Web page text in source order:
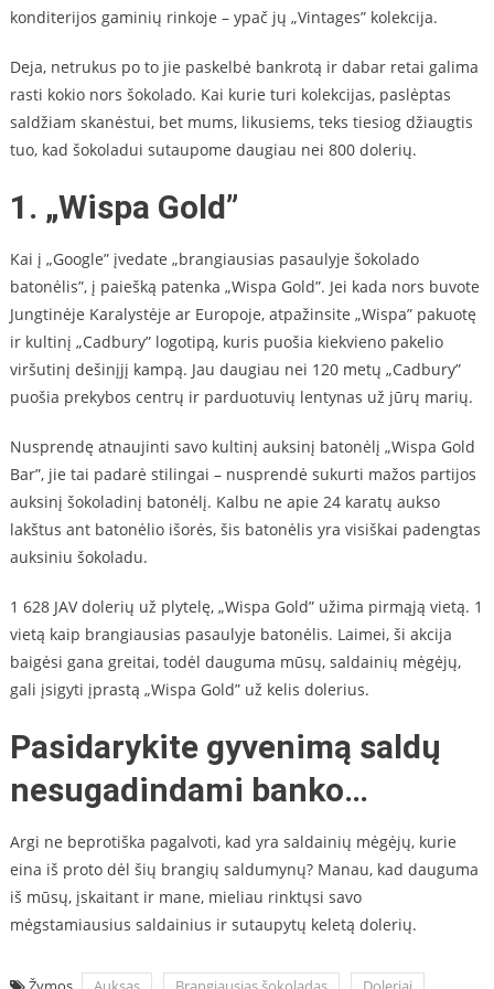
konditerijos gaminių rinkoje – ypač jų „Vintages” kolekcija.
Deja, netrukus po to jie paskelbė bankrotą ir dabar retai galima
rasti kokio nors šokolado. Kai kurie turi kolekcijas, paslėptas
saldžiam skanėstui, bet mums, likusiems, teks tiesiog džiaugtis
tuo, kad šokoladui sutaupome daugiau nei 800 dolerių.
1. „Wispa Gold”
Kai į „Google” įvedate „brangiausias pasaulyje šokolado
batonėlis”, į paiešką patenka „Wispa Gold”. Jei kada nors buvote
Jungtinėje Karalystėje ar Europoje, atpažinsite „Wispa” pakuotę
ir kultinį „Cadbury” logotipą, kuris puošia kiekvieno pakelio
viršutinį dešinįjį kampą. Jau daugiau nei 120 metų „Cadbury”
puošia prekybos centrų ir parduotuvių lentynas už jūrų marių.
Nusprendę atnaujinti savo kultinį auksinį batonėlį „Wispa Gold
Bar”, jie tai padarė stilingai – nusprendė sukurti mažos partijos
auksinį šokoladinį batonėlį. Kalbu ne apie 24 karatų aukso
lakštus ant batonėlio išorės, šis batonėlis yra visiškai padengtas
auksiniu šokoladu.
1 628 JAV dolerių už plytelę, „Wispa Gold” užima pirmąją vietą. 1
vietą kaip brangiausias pasaulyje batonėlis. Laimei, ši akcija
baigėsi gana greitai, todėl dauguma mūsų, saldainių mėgėjų,
gali įsigyti įprastą „Wispa Gold” už kelis dolerius.
Pasidarykite gyvenimą saldų
nesugadindami banko…
Argi ne beprotiška pagalvoti, kad yra saldainių mėgėjų, kurie
eina iš proto dėl šių brangių saldumynų? Manau, kad dauguma
iš mūsų, įskaitant ir mane, mieliau rinktųsi savo
mėgstamiausius saldainius ir sutaupytų keletą dolerių.